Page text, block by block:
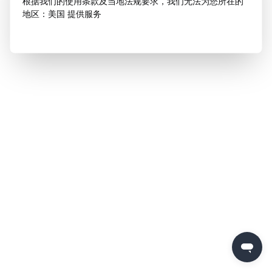
地区：美国 提供服务